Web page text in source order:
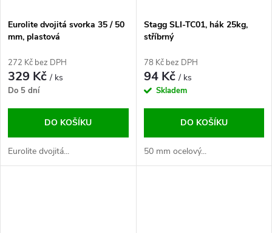
Eurolite dvojitá svorka 35 / 50
mm, plastová
272 Kč bez DPH
329 Kč/ ks
Do 5 dní
DO KOŠÍKU
Eurolite dvojitá...
Stagg SLI-TC01, hák 25kg,
stříbrný
78 Kč bez DPH
94 Kč/ ks
Skladem
DO KOŠÍKU
50 mm ocelový...